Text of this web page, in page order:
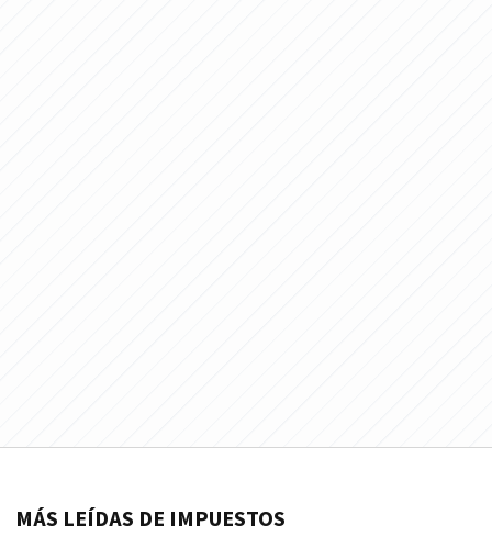
MÁS LEÍDAS DE IMPUESTOS